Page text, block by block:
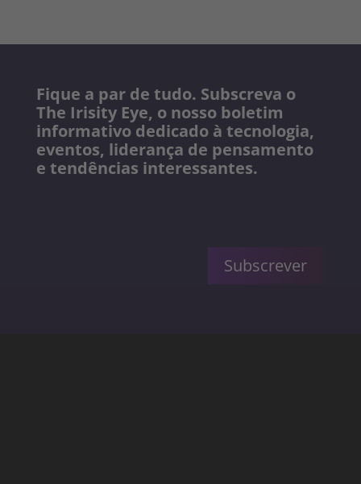
Fique a par de tudo. Subscreva o
The Irisity Eye, o nosso boletim
informativo dedicado à tecnologia,
eventos, liderança de pensamento
e tendências interessantes.
Subscrever